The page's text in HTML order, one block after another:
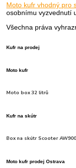
Moto kufr vhodný pro
osobnímu vyzvednutí
Všechna práva
Kufr na prodej
Moto kufr
Moto box 32 litrů
Kufr na skútr
Box na skútr Scooter
Moto kufr prodej Ostrava